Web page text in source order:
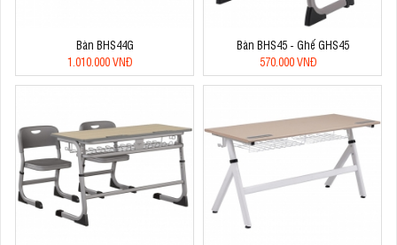
Bàn BHS44G
1.010.000 VNĐ
Bàn BHS45 - Ghế GHS45
570.000 VNĐ